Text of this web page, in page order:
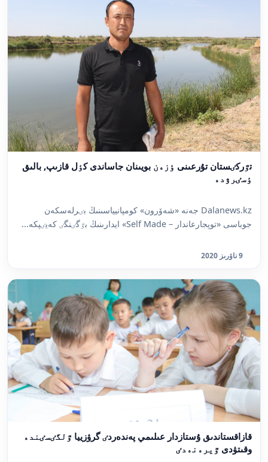
تٷركٸستان تۇرعىنى ٶزەن بويىنان جاساندى كٶل قازىپ, بالىق
ٶسٸرۋدە
Dalanews.kz جەنە «شەۆرون» كومپانيياسىنىڭ بٸرلەسكەن
جوباسى «توپجارعاندار – Self Made» ايدارىنىڭ بٷگٸنگٸ كەيٸپكە...
9 ناۋرىز 2020
قازاقستاندىق ۇستازدار عىلىمي پەندەردٸ گرۋزييا ٷلگٸسٸندە
وقىتۋدى ٷيرەنەدٸ